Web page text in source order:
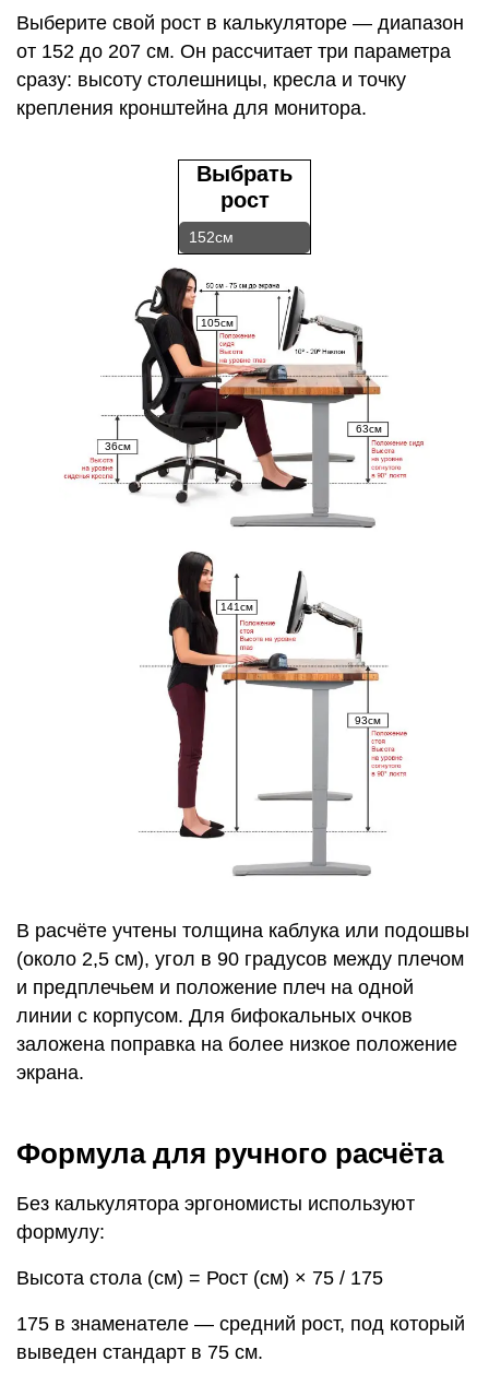
Выберите свой рост в калькуляторе — диапазон
от 152 до 207 см. Он рассчитает три параметра
сразу: высоту столешницы, кресла и точку
крепления кронштейна для монитора.
Выбрать
рост
В расчёте учтены толщина каблука или подошвы
(около 2,5 см), угол в 90 градусов между плечом
и предплечьем и положение плеч на одной
линии с корпусом. Для бифокальных очков
заложена поправка на более низкое положение
экрана.
Формула для ручного расчёта
Без калькулятора эргономисты используют
формулу:
Высота стола (см) = Рост (см) × 75 / 175
175 в знаменателе — средний рост, под который
выведен стандарт в 75 см.